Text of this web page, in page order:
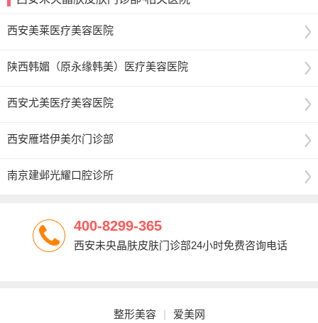
西安美莱医疗美容医院
陕西韩媚（原永缘韩美）医疗美容医院
西安尤美医疗美容医院
西安雁塔伊美尔门诊部
南京建邺光耀口腔诊所
400-8299-365
西安未央晶肤皮肤门诊部24小时免费咨询电话
整形美容 | 爱美网